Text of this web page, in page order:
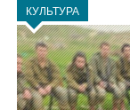
КУЛЬТУРА